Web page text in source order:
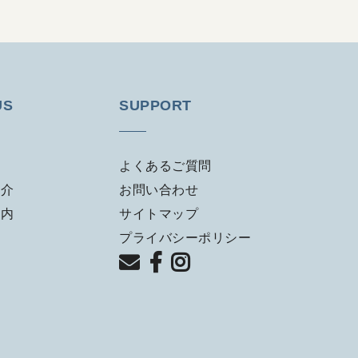
SUPPORT
よくあるご質問
お問い合わせ
サイトマップ
プライバシーポリシー